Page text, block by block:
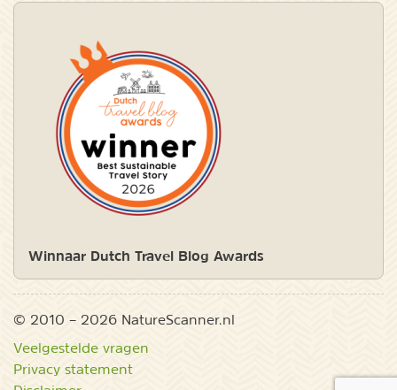
Winnaar Dutch Travel Blog Awards
© 2010 – 2026 NatureScanner.nl
Veelgestelde vragen
Privacy statement